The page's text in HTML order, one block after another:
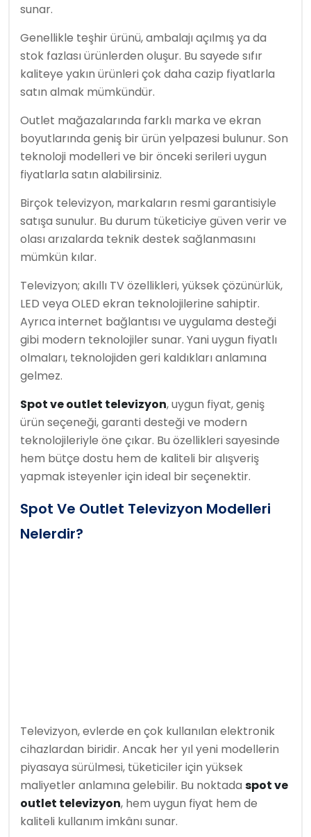
sunar.
Genellikle teşhir ürünü, ambalajı açılmış ya da
stok fazlası ürünlerden oluşur. Bu sayede sıfır
kaliteye yakın ürünleri çok daha cazip fiyatlarla
satın almak mümkündür.
Outlet mağazalarında farklı marka ve ekran
boyutlarında geniş bir ürün yelpazesi bulunur. Son
teknoloji modelleri ve bir önceki serileri uygun
fiyatlarla satın alabilirsiniz.
Birçok televizyon, markaların resmi garantisiyle
satışa sunulur. Bu durum tüketiciye güven verir ve
olası arızalarda teknik destek sağlanmasını
mümkün kılar.
Televizyon; akıllı TV özellikleri, yüksek çözünürlük,
LED veya OLED ekran teknolojilerine sahiptir.
Ayrıca internet bağlantısı ve uygulama desteği
gibi modern teknolojiler sunar. Yani uygun fiyatlı
olmaları, teknolojiden geri kaldıkları anlamına
gelmez.
Spot ve outlet televizyon, uygun fiyat, geniş
ürün seçeneği, garanti desteği ve modern
teknolojileriyle öne çıkar. Bu özellikleri sayesinde
hem bütçe dostu hem de kaliteli bir alışveriş
yapmak isteyenler için ideal bir seçenektir.
Spot Ve Outlet Televizyon Modelleri
Nelerdir?
Televizyon, evlerde en çok kullanılan elektronik
cihazlardan biridir. Ancak her yıl yeni modellerin
piyasaya sürülmesi, tüketiciler için yüksek
maliyetler anlamına gelebilir. Bu noktada spot ve
outlet televizyon, hem uygun fiyat hem de
kaliteli kullanım imkânı sunar.